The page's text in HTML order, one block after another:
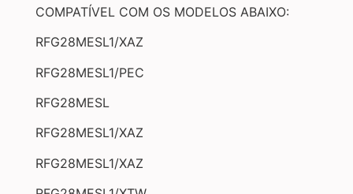
COMPATÍVEL COM OS MODELOS ABAIXO:
RFG28MESL1/XAZ
RFG28MESL1/PEC
RFG28MESL
RFG28MESL1/XAZ
RFG28MESL1/XAZ